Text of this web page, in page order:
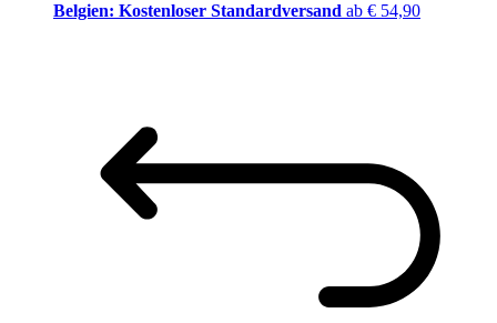
Belgien: Kostenloser Standardversand ab € 54,90